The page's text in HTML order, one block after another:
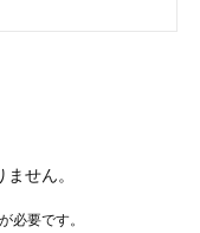
せん。
が必要です。